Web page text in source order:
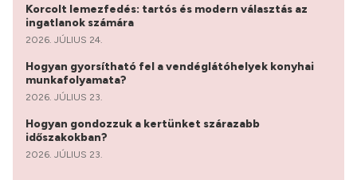
Korcolt lemezfedés: tartós és modern választás az
ingatlanok számára
2026. JÚLIUS 24.
Hogyan gyorsítható fel a vendéglátóhelyek konyhai
munkafolyamata?
2026. JÚLIUS 23.
Hogyan gondozzuk a kertünket szárazabb
időszakokban?
2026. JÚLIUS 23.